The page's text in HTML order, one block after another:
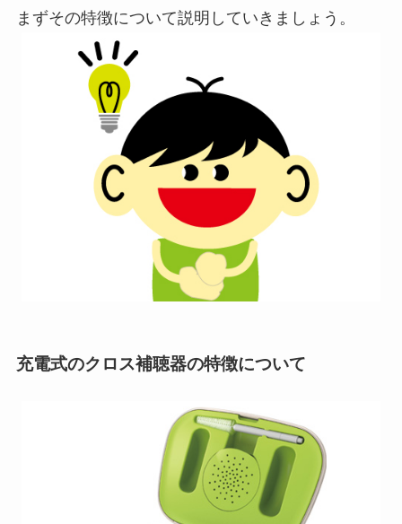
まずその特徴について説明していきましょう。
充電式のクロス補聴器の特徴について